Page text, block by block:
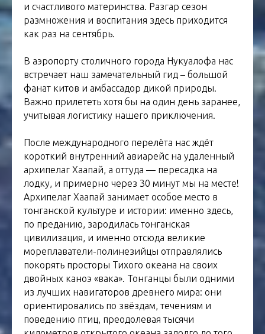
и счастливого материнства. Разгар сезон
размножения и воспитания здесь приходится
как раз на сентябрь.
В аэропорту столичного города Нукуалофа нас
встречает наш замечательный гид – большой
фанат китов и амбассадор дикой природы.
Важно прилететь хотя бы на один день заранее,
учитывая логистику нашего приключения.
После международного перелёта нас ждёт
короткий внутренний авиарейс на удаленный
архипелаг Хаапай, а оттуда — пересадка на
лодку, и примерно через 30 минут мы на месте!
Архипелаг Хаапай занимает особое место в
тонганской культуре и истории: именно здесь,
по преданию, зародилась тонганская
цивилизация, и именно отсюда великие
мореплаватели-полинезийцы отправлялись
покорять просторы Тихого океана на своих
двойных каноэ «вака». Тонганцы были одними
из лучших навигаторов древнего мира: они
ориентировались по звёздам, течениям и
поведению птиц, преодолевая тысячи